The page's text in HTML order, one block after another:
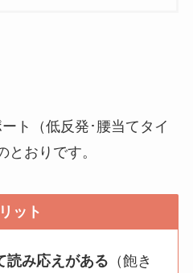
ト（低反発･腰当てタイ
とおりです。
ット
読み応えがある （飽き